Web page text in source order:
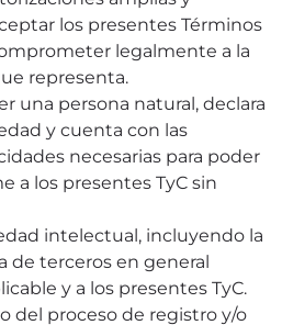
los presentes Términos
legalmente a la
representa.
una persona natural, declara
y cuenta con las
necesarias para poder
a los presentes TyC sin
intelectual, incluyendo la
de terceros en general
y a los presentes TyC.
del proceso de registro y/o